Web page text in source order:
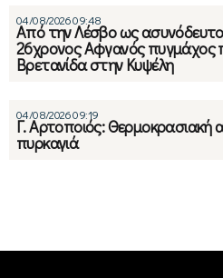
04/08/2026 09:48
Από την Λέσβο ως
26χρονος Αφγανός πυγμάχος
Βρετανίδα στην Κυψέλη
04/08/2026 09:19
Γ. Αρτοποιός:
πυρκαγιά